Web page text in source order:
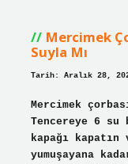
Mercimek
Suyla Mı
Tarih: Aralık 28,
Mercimek
Tencereye 6 su
kapağı
yumuşayana